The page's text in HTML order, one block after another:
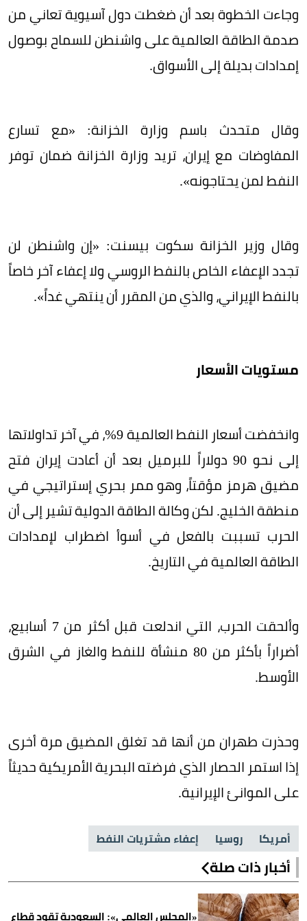
وجاءت الخطوة بعد أن ضغطت دول آسيوية تعاني من
صدمة الطاقة العالمية على واشنطن للسماح بوصول
إمدادات بديلة إلى الأسواق.
وقال متحدث باسم وزارة الخزانة: «مع تسارع
المفاوضات مع إيران، تريد وزارة الخزانة ضمان توفر
النفط لمن يحتاجونه».
وقال وزير الخزانة سكوت بيسنت: «إن واشنطن لن
تجدد الإعفاء الخاص بالنفط الروسي ولا إعفاء آخر خاصاً
بالنفط الإيراني، والذي من المقرر أن ينتهي غداً».
مستويات الأسعار
وانخفضت أسعار النفط العالمية 9%، في آخر تداولاتها
إلى نحو 90 دولاراً للبرميل بعد أن أعادت إيران فتح
مضيق هرمز مؤقتاً، وهو ممر بحري إستراتيجي في
منطقة الخليج. لكن وكالة الطاقة الدولية تشير إلى أن
الحرب تسببت بالفعل في أسوأ اضطراب لإمدادات
الطاقة العالمية في التاريخ.
وألحقت الحرب، التي اندلعت قبل أكثر من 7 أسابيع،
أضراراً بأكثر من 80 منشأة للنفط والغاز في الشرق
الأوسط.
وحذرت طهران من أنها قد تغلق المضيق مرة أخرى
إذا استمر الحصار الذي فرضته البحرية الأمريكية حديثاً
على الموانئ الإيرانية.
أمريكا روسيا إعفاء مشتريات النفط
أخبار ذات صلة
«المجلس العالمي»: السعودية تقود قطاع